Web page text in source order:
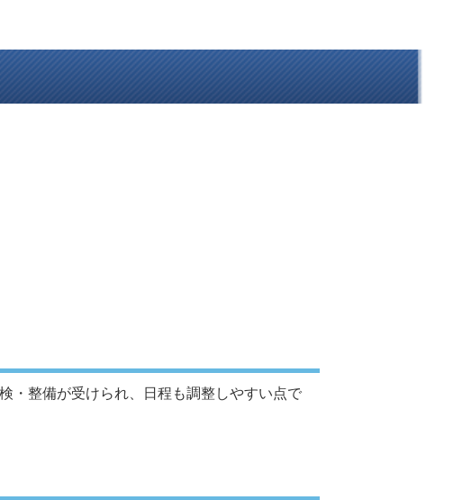
・整備が受けられ、日程も調整しやすい点で